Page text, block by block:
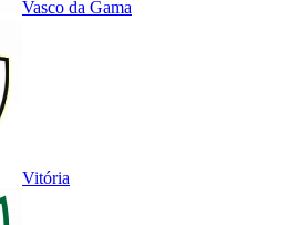
Vasco da Gama
Vitória